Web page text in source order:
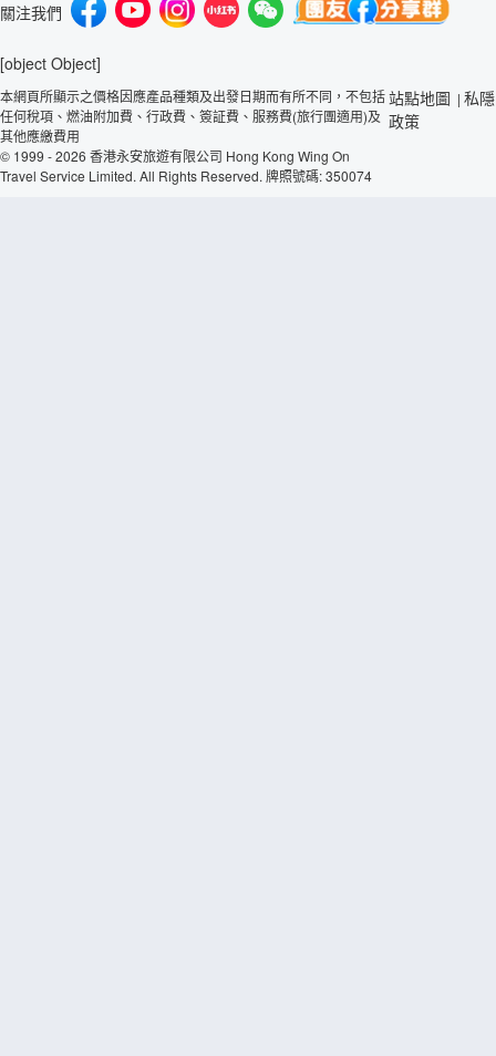
關注我們
[object Object]
本網頁所顯示之價格因應產品種類及出發日期而有所不同，不包括
任何稅項、燃油附加費、行政費、簽証費、服務費(旅行團適用)及
其他應繳費用
© 1999 - 2026 香港永安旅遊有限公司 Hong Kong Wing On
Travel Service Limited. All Rights Reserved. 牌照號碼: 350074
站點地圖 | 私隱
政策